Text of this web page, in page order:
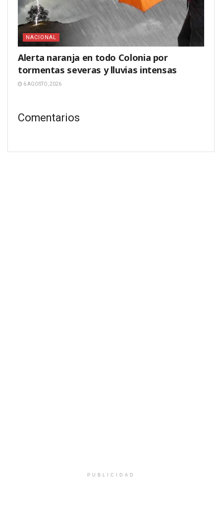
NACIONAL
Alerta naranja en todo Colonia por
tormentas severas y lluvias intensas
6 AGOSTO, 2026
Comentarios
PUBLICIDAD